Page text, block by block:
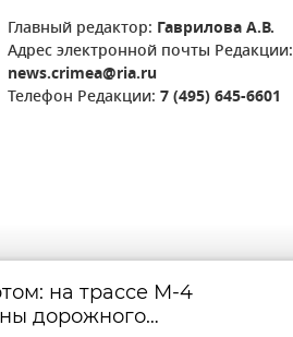
Главный редактор: Гаврилова А.В.
Адрес электронной почты Редакции:
news.crimea@ria.ru
Телефон Редакции: 7 (495) 645-6601
на трассе М-4
дорожного